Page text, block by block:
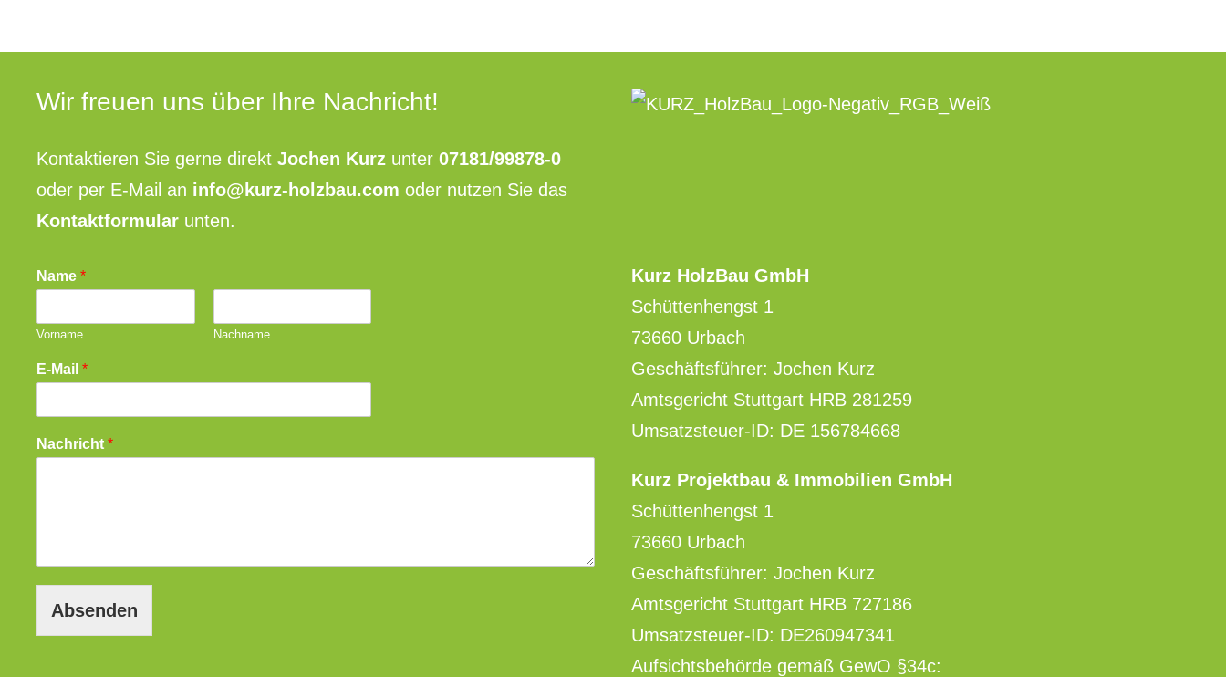
Wir freuen uns über Ihre Nachricht!
Kontaktieren Sie gerne direktJochen Kurz unter07181/99878-0
oder per E-Mail an info@kurz-holzbau.com oder nutzen Sie das
Kontaktformular unten.
Name*
Vorname Nachname
E-Mail*
Nachricht*
Absenden
Kurz HolzBau GmbH
Schüttenhengst 1
73660 Urbach
Geschäftsführer: Jochen Kurz
Amtsgericht Stuttgart HRB 281259
Umsatzsteuer-ID: DE 156784668
Kurz Projektbau & Immobilien GmbH
Schüttenhengst 1
73660 Urbach
Geschäftsführer: Jochen Kurz
Amtsgericht Stuttgart HRB 727186
Umsatzsteuer-ID: DE260947341
Aufsichtsbehörde gemäß GewO §34c: